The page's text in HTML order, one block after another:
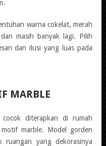
warna cokelat, merah
masih banyak lagi. Pilih
dan ilusi yang luas pada
MARBLE
diterapkan di rumah
marble. Model gorden
yang dekorasinya